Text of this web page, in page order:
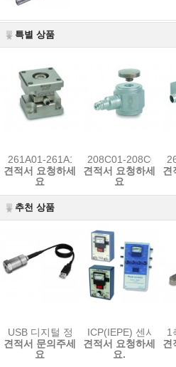
특별 상품
261A01-261A13 Force Sensor
견적서 요청하세
요
208C01-208C05
견적서 요청하세
요
견
추천 상품
USB 디지털 정밀형 가속도계 333D01
견적서 문의주세
요
ICP(IEPE) 센서용
견적서 요청하세
요.
1
견